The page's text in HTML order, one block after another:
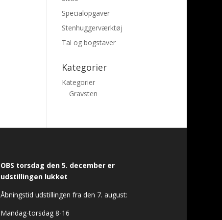
Specialopgaver
Stenhuggerværktøj
Tal og bogstaver
Kategorier
Kategorier
Gravsten
OBS torsdag den 5. december er
udstillingen lukket
Åbningstid udstillingen fra den 7. august:
Mandag-torsdag 8-16